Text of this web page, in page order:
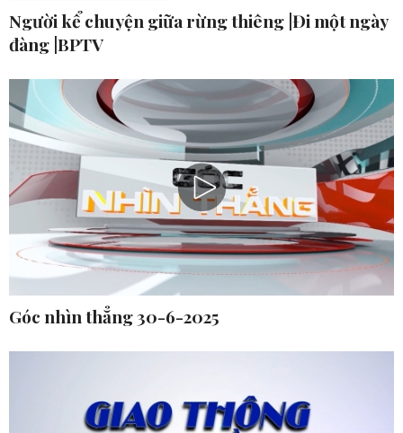
Người kể chuyện giữa rừng thiêng |Đi một ngày
đàng |BPTV
Góc nhìn thẳng 30-6-2025